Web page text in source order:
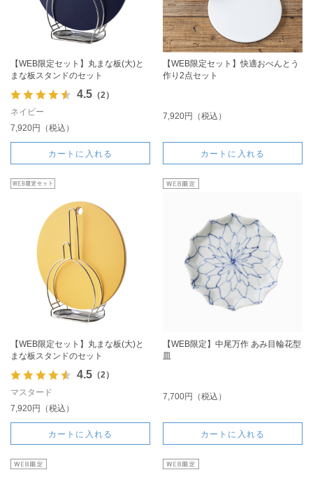
【WEB限定セット】丸まな板(大)と
まな板スタンドのセット
4.5（2）
ネイビー
7,920円（税込）
カートに入れる
【WEB限定セット】快適おべんとう
作り2点セット
7,920円（税込）
カートに入れる
【WEB限定セット】丸まな板(大)と
まな板スタンドのセット
4.5（2）
マスタード
7,920円（税込）
カートに入れる
【WEB限定】中尾万作 あみ目輪花型
皿
7,700円（税込）
カートに入れる